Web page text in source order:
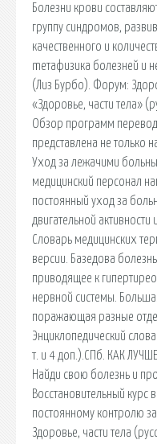
Болезни крови
группу синдромов,
качественного и
mетафизика болезней и
(Лиз Бурбо). Форум:
«Здоровье, части тела»
Обзор программ
представлена не только
Уход за лежачими
медицинский персонал
постоянный уход за
двигательной
Словарь медицинских
версии. Базедова
приводящее к
нервной системы.
поражающая разные
Энциклопедический
т. и 4 доп.).СПб. КАК
Найди свою болезнь и
Восстановительный курс
постоянному контролю
Здоровье, части тела